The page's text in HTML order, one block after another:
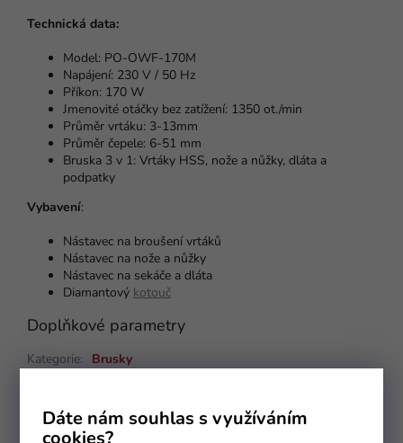
Dáte nám souhlas s využíváním
cookies?
Technická data:
Model: PO-OWF-170M
Napájení: 230 V / 50 Hz
Příkon: 170 W
Jmenovité otáčky bez zatížení: 1350 ot./min
Průměr vrtáku: 3-13mm
Průměr čepele: 6-51 mm
Bruska 3 v 1: Vrtáky HSS, nože a nůžky, dláta a
podpatky
Vybavení:
Nástavec na broušení vrtáků
Nástavec na nože a nůžky
Nástavec na sekáče a dláta
Diamantový kotouč
Doplňkové parametry
Kategorie:
Brusky